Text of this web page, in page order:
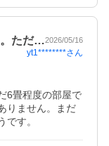
。ただ…2026/05/16
yt1********さん
6畳程度の部屋で
りません。まだ
です。